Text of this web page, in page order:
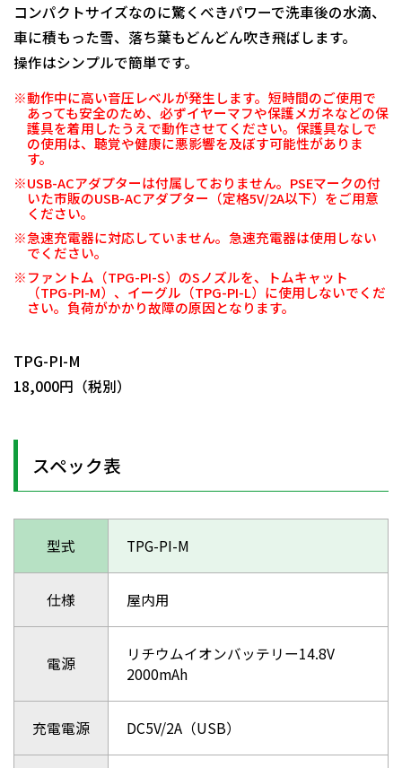
コンパクトサイズなのに驚くべきパワーで洗車後の水滴、
車に積もった雪、落ち葉もどんどん吹き飛ばします。
操作はシンプルで簡単です。
※動作中に高い音圧レベルが発生します。短時間のご使用で
あっても安全のため、必ずイヤーマフや保護メガネなどの保
護具を着用したうえで動作させてください。保護具なしで
の使用は、聴覚や健康に悪影響を及ぼす可能性がありま
す。
※USB-ACアダプターは付属しておりません。PSEマークの付
いた市販のUSB-ACアダプター（定格5V/2A以下）をご用意
ください。
※急速充電器に対応していません。急速充電器は使用しない
でください。
※ファントム（TPG-PI-S）のSノズルを、トムキャット
（TPG-PI-M）、イーグル（TPG-PI-L）に使用しないでくだ
さい。負荷がかかり故障の原因となります。
TPG-PI-M
18,000円（税別）
スペック表
型式 TPG-PI-M
仕様 屋内用
電源
リチウムイオンバッテリー14.8V
2000mAh
充電電源 DC5V/2A（USB）